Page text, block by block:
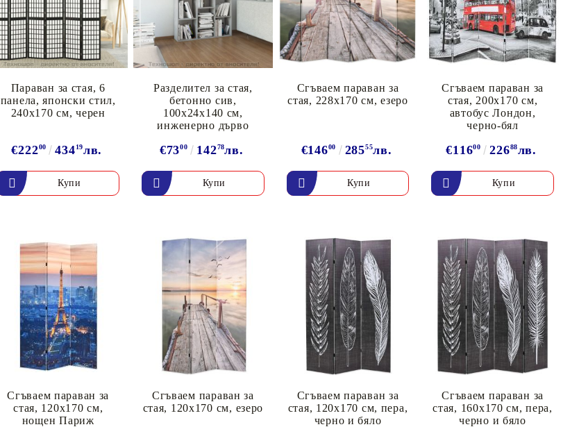
Параван за стая, 6
панела, японски стил,
240x170 cм, черен
€22200 43419лв.
Разделител за стая,
бетонно сив,
100x24x140 см,
инженерно дърво
€7300 14278лв.
Сгъваем параван за
стая, 228x170 см, езеро
€14600 28555лв.
Сгъваем параван за
стая, 200x170 см,
автобус Лондон,
черно-бял
€11600 22688лв.
Сгъваем параван за
стая, 120x170 см,
нощен Париж
Сгъваем параван за
стая, 120x170 см, езеро
Сгъваем параван за
стая, 120x170 см, пера,
черно и бяло
Сгъваем параван за
стая, 160x170 см, пера,
черно и бяло